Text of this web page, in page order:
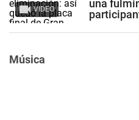
VIDEO
una
Música